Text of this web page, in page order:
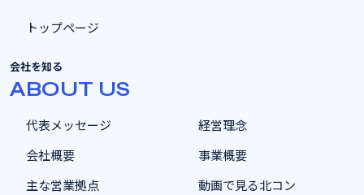
トップページ
会社を知る
ABOUT US
代表メッセージ
経営理念
会社概要
事業概要
主な営業拠点
動画で見る北コン